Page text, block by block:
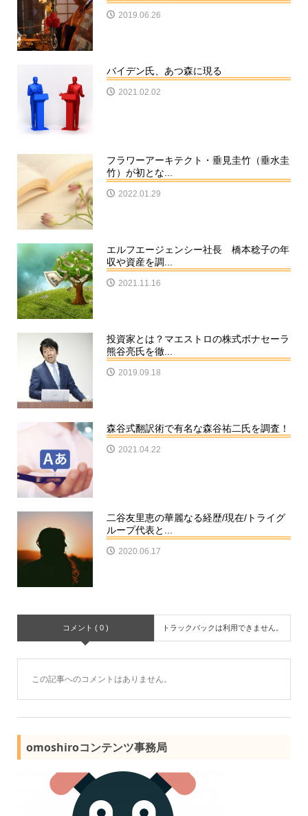
2019.06.26
バイデン氏、あつ森に現る
2021.02.02
フラワーアーキテクト・垂見圭竹（垂水圭
竹）が初とな...
2022.01.29
エルフエージェンシー社長 橋本稔子の年
収や資産を調...
2021.11.16
投資家とは？マエストロの株式ボナセーラ
熊谷亮氏を徹...
2019.09.18
森谷式翻訳術で有名な森谷祐二氏を調査！
2021.04.22
二谷友里恵の華麗なる経歴/現在/トライグ
ループ代表と...
2020.06.17
コメント ( 0 ) トラックバックは利用できません。
この記事へのコメントはありません。
omoshiroコンテンツ事務局